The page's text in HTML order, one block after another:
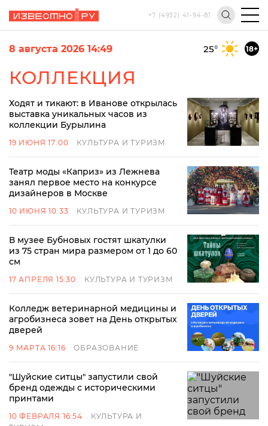
+7 (4932) 41-94-81
8 августа 2026 14:49 25° 18+
КОЛЛЕКЦИЯ
Ходят и тикают: в Иванове открылась
выставка уникальных часов из
коллекции Бурылина
19 ИЮНЯ 17:00 КУЛЬТУРА И ТУРИЗМ
Театр моды «Каприз» из Лежнева
занял первое место на конкурсе
дизайнеров в Москве
10 ИЮНЯ 10:33 КУЛЬТУРА И ТУРИЗМ
В музее Бубновых гостят шкатулки
из 75 стран мира размером от 1 до 60
см
17 АПРЕЛЯ 15:30 КУЛЬТУРА И ТУРИЗМ
Колледж ветеринарной медицины и
агробизнеса зовет на День открытых
дверей
9 МАРТА 16:16 ОБРАЗОВАНИЕ
"Шуйские ситцы" запустили свой
бренд одежды с историческими
принтами
10 ФЕВРАЛЯ 16:54
КУЛЬТУРА И